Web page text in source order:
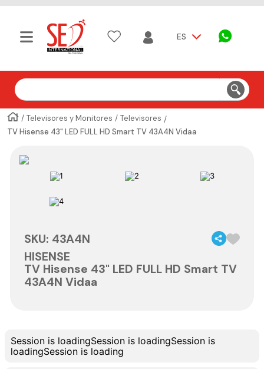
ES
Buscar
Televisores y Monitores
Televisores
TV Hisense 43" LED FULL HD Smart TV 43A4N Vidaa
SKU: 43A4N
HISENSE
TV Hisense 43" LED FULL HD Smart TV
43A4N Vidaa
Session is loadingSession is loadingSession is
loadingSession is loading